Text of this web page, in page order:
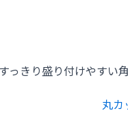
っきり盛り付けやすい
丸カ